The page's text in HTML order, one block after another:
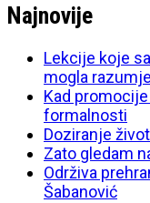
Najnovije
Lekcije koje
mogla
Kad
formalnosti
Doziranje
Zato gledam
Održiva
Šabanović